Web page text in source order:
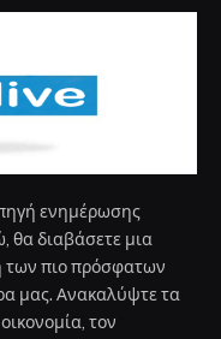
ενημέρωσης
θα διαβάσετε μια
των πιο πρόσφατων
μας. Ανακαλύψτε τα
τον